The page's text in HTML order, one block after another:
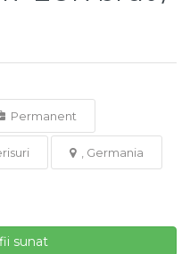
Permanent
, Germania
sunat